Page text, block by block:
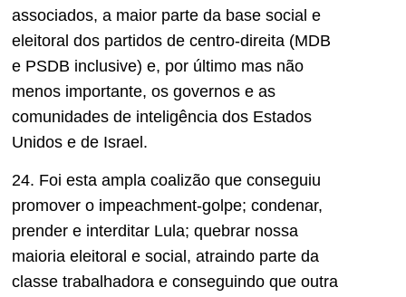
associados, a maior parte da base social e
eleitoral dos partidos de centro-direita (MDB
e PSDB inclusive) e, por último mas não
menos importante, os governos e as
comunidades de inteligência dos Estados
Unidos e de Israel.
24. Foi esta ampla coalizão que conseguiu
promover o impeachment-golpe; condenar,
prender e interditar Lula; quebrar nossa
maioria eleitoral e social, atraindo parte da
classe trabalhadora e conseguindo que outra